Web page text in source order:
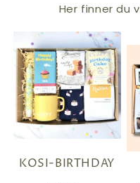
Her finner du
KOSI-BIRTHDAY